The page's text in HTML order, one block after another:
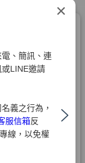
×
、簡訊、連
LINE邀請
義之行為，
服信箱反
線，以免權